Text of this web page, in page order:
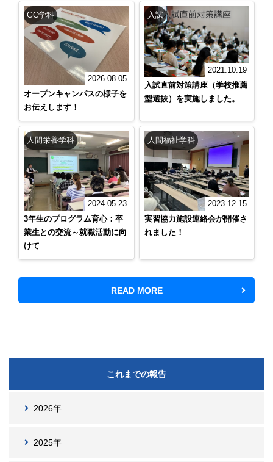
GC学科
2026.08.05
オープンキャンパスの様子を
お伝えします！
入試
2021.10.19
入試直前対策講座（学校推薦
型選抜）を実施しました。
人間栄養学科
2024.05.23
3年生のプログラム育心：卒
業生との交流～就職活動に向
けて
人間福祉学科
2023.12.15
実習協力施設連絡会が開催さ
れました！
READ MORE
これまでの報告
2026年
2025年